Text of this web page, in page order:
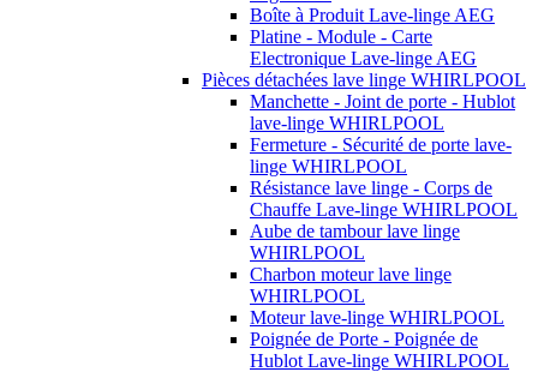
Boîte à Produit Lave-linge AEG
Platine - Module - Carte
Electronique Lave-linge AEG
Pièces détachées lave linge WHIRLPOOL
Manchette - Joint de porte - Hublot
lave-linge WHIRLPOOL
Fermeture - Sécurité de porte lave-
linge WHIRLPOOL
Résistance lave linge - Corps de
Chauffe Lave-linge WHIRLPOOL
Aube de tambour lave linge
WHIRLPOOL
Charbon moteur lave linge
WHIRLPOOL
Moteur lave-linge WHIRLPOOL
Poignée de Porte - Poignée de
Hublot Lave-linge WHIRLPOOL